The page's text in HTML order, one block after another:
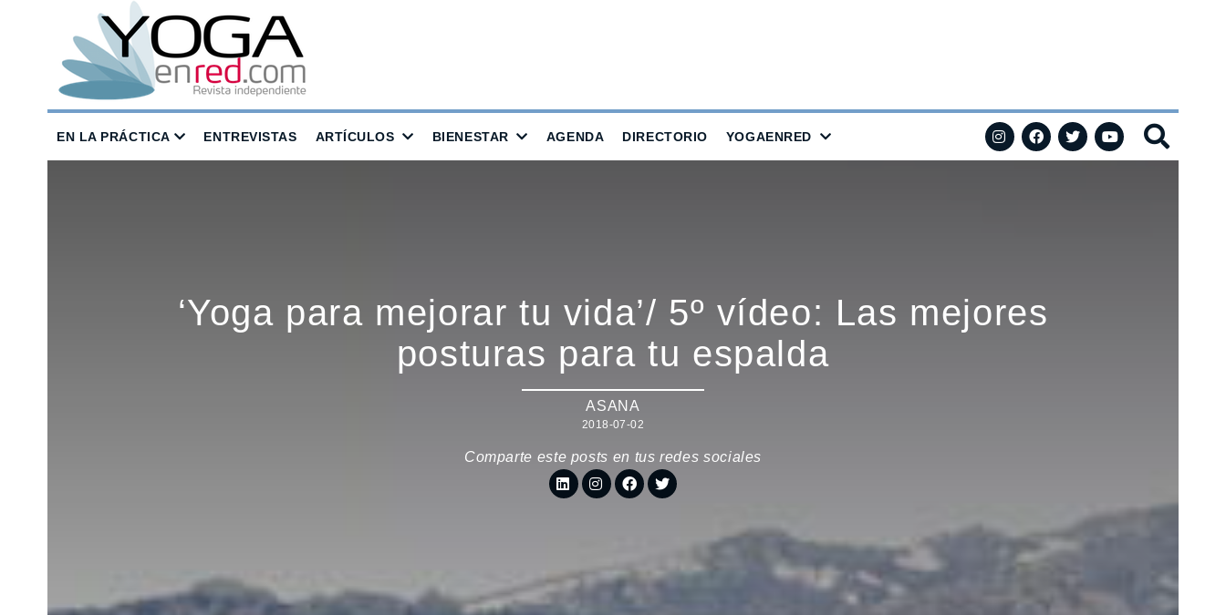
EN LA PRÁCTICA ENTREVISTAS ARTÍCULOS BIENESTAR AGENDA DIRECTORIO YOGAENRED
‘Yoga para mejorar tu vida’/ 5º vídeo: Las mejores
posturas para tu espalda
ASANA
2018-07-02
Comparte este posts en tus redes sociales